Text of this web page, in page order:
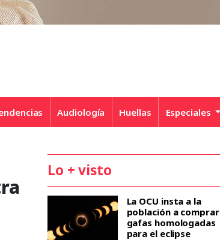
Audiología Huellas Especiales
Lo + visto
La OCU insta a la
población a comprar
gafas homologadas
para el eclipse